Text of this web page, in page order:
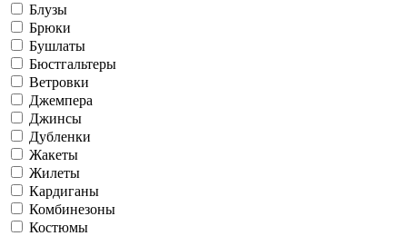
Блузы
Брюки
Бушлаты
Бюстгальтеры
Ветровки
Джемпера
Джинсы
Дубленки
Жакеты
Жилеты
Кардиганы
Комбинезоны
Костюмы